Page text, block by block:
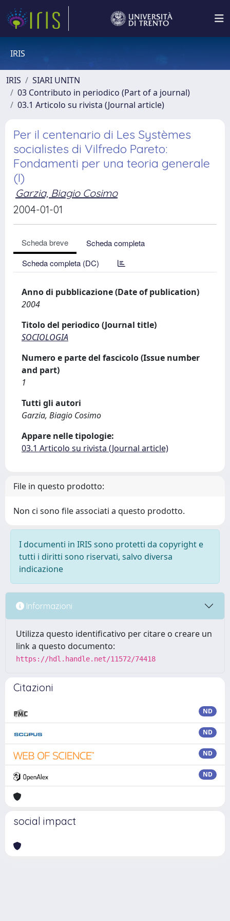
IRIS
IRIS
SIARI UNITN
03 Contributo in periodico (Part of a journal)
03.1 Articolo su rivista (Journal article)
Per il centenario di Les Systèmes
socialistes di Vilfredo Pareto:
Fondamenti per una teoria generale
(I)
Garzia, Biagio Cosimo
2004-01-01
Scheda breve
Scheda completa
Scheda completa (DC)
Anno di pubblicazione (Date of publication)
2004
Titolo del periodico (Journal title)
SOCIOLOGIA
Numero e parte del fascicolo (Issue number
and part)
1
Tutti gli autori
Garzia, Biagio Cosimo
Appare nelle tipologie:
03.1 Articolo su rivista (Journal article)
File in questo prodotto:
Non ci sono file associati a questo prodotto.
I documenti in IRIS sono protetti da copyright e
tutti i diritti sono riservati, salvo diversa
indicazione
Informazioni
Utilizza questo identificativo per citare o creare un
link a questo documento:
https://hdl.handle.net/11572/74418
Citazioni
ND
ND
ND
ND
social impact